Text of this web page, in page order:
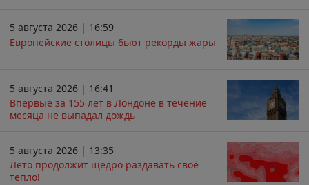
5 августа 2026 | 16:59
Европейские столицы бьют рекорды жары
5 августа 2026 | 16:41
Впервые за 155 лет в Лондоне в течение
месяца не выпадал дождь
5 августа 2026 | 13:35
Лето продолжит щедро раздавать своё
тепло!